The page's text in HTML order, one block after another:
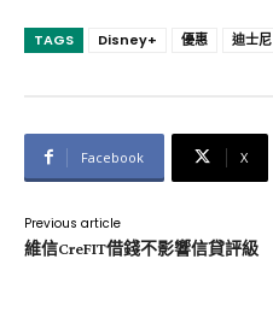
TAGS Disney+ 優惠 迪士尼
Facebook X
Previous article
維信CreFIT借錢不影響信貸評級